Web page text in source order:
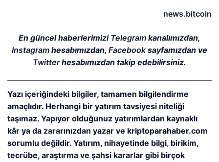
news.bitcoin
En güncel haberlerimizi Telegram kanalımızdan,
Instagramhesabımızdan, Facebooksayfamızdan ve
Twitterhesabımızdan takip edebilirsiniz.
Yazı içeriğindeki bilgiler, tamamen bilgilendirme
amaçlıdır. Herhangi bir yatırım tavsiyesi niteliği
taşımaz. Yapıyor olduğunuz yatırımlardan kaynaklı
kâr ya da zararınızdan yazar ve kriptoparahaber.com
sorumlu değildir. Yatırım, nihayetinde bilgi, birikim,
tecrübe, araştırma ve şahsi kararlar gibi birçok